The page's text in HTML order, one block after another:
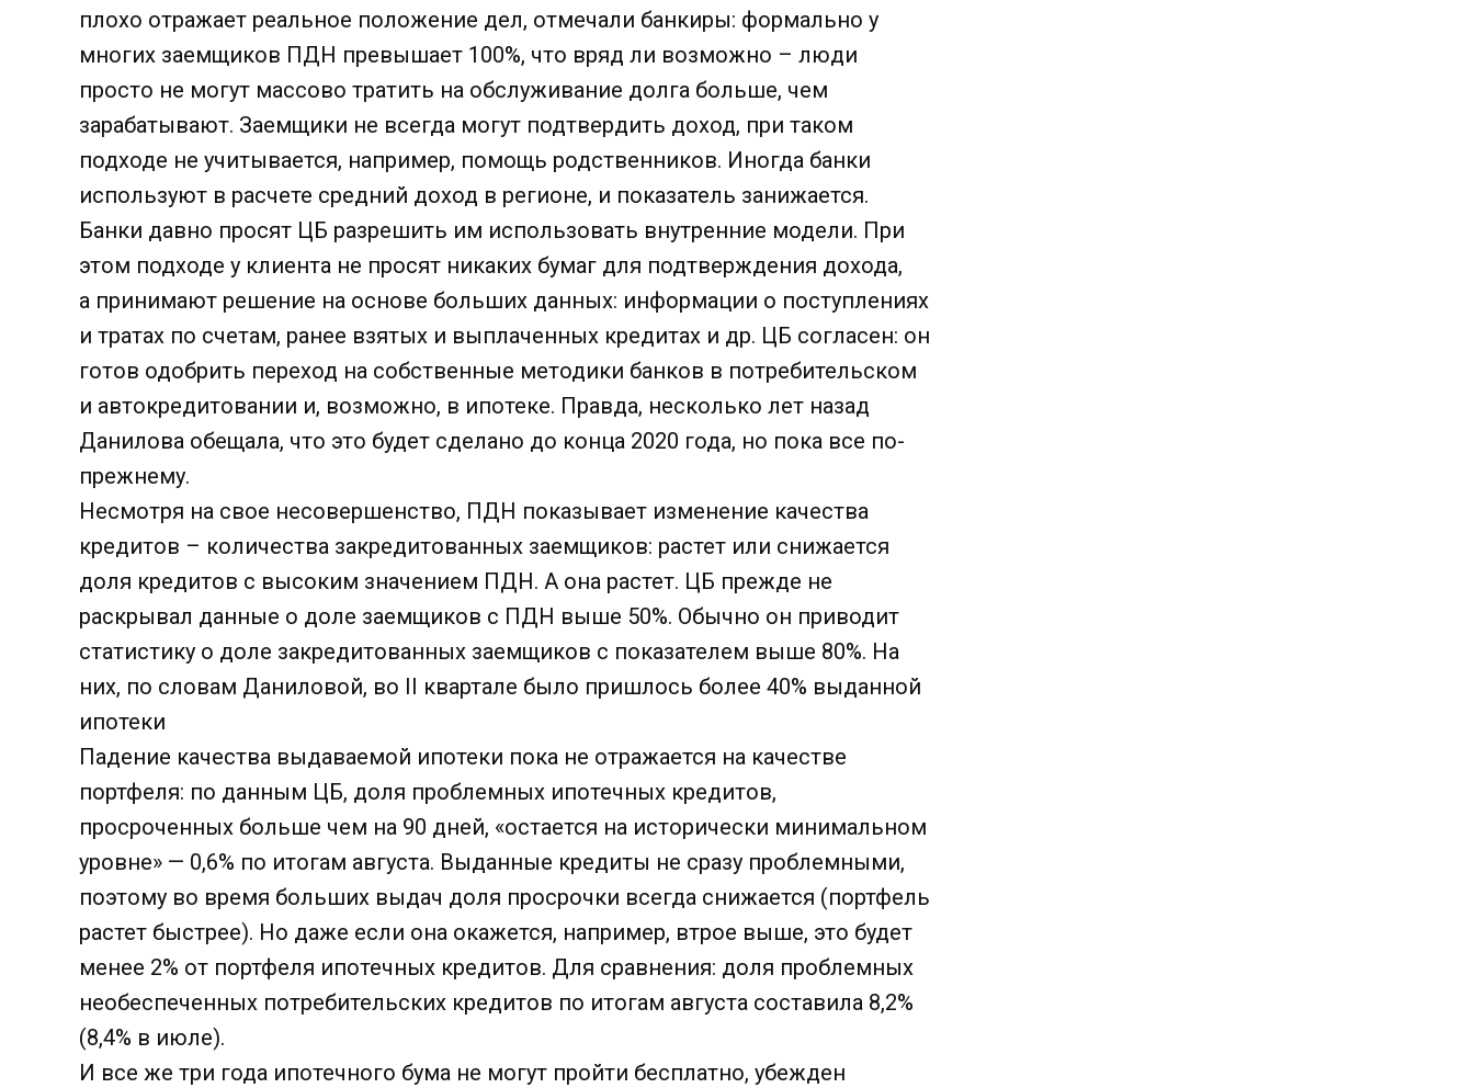
плохо отражает реальное положение дел, отмечали банкиры: формально у
многих заемщиков ПДН превышает 100%, что вряд ли возможно – люди
просто не могут массово тратить на обслуживание долга больше, чем
зарабатывают. Заемщики не всегда могут подтвердить доход, при таком
подходе не учитывается, например, помощь родственников. Иногда банки
используют в расчете средний доход в регионе, и показатель занижается.
Банки давно просят ЦБ разрешить им использовать внутренние модели. При
этом подходе у клиента не просят никаких бумаг для подтверждения дохода,
а принимают решение на основе больших данных: информации о поступлениях
и тратах по счетам, ранее взятых и выплаченных кредитах и др. ЦБ согласен: он
готов одобрить переход на собственные методики банков в потребительском
и автокредитовании и, возможно, в ипотеке. Правда, несколько лет назад
Данилова обещала, что это будет сделано до конца 2020 года, но пока все по-
прежнему.
Несмотря на свое несовершенство, ПДН показывает изменение качества
кредитов – количества закредитованных заемщиков: растет или снижается
доля кредитов с высоким значением ПДН. А она растет. ЦБ прежде не
раскрывал данные о доле заемщиков с ПДН выше 50%. Обычно он приводит
статистику о доле закредитованных заемщиков с показателем выше 80%. На
них, по словам Даниловой, во II квартале было пришлось более 40% выданной
ипотеки
Падение качества выдаваемой ипотеки пока не отражается на качестве
портфеля: по данным ЦБ, доля проблемных ипотечных кредитов,
просроченных больше чем на 90 дней, «остается на исторически минимальном
уровне» — 0,6% по итогам августа. Выданные кредиты не сразу проблемными,
поэтому во время больших выдач доля просрочки всегда снижается (портфель
растет быстрее). Но даже если она окажется, например, втрое выше, это будет
менее 2% от портфеля ипотечных кредитов. Для сравнения: доля проблемных
необеспеченных потребительских кредитов по итогам августа составила 8,2%
(8,4% в июле).
И все же три года ипотечного бума не могут пройти бесплатно, убежден